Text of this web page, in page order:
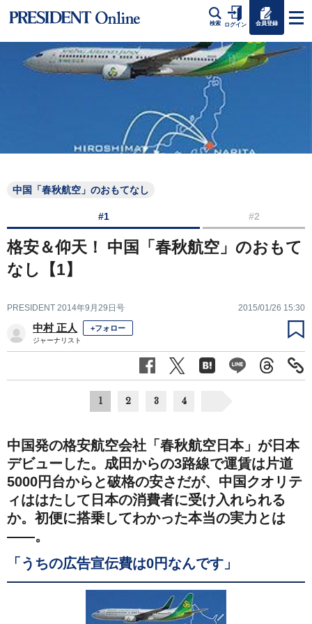
検索 ログイン 会員登録
中国「春秋航空」のおもてなし
#1 #2
格安＆仰天！ 中国「春秋航空」のおもて
なし【1】
PRESIDENT 2014年9月29日号 2015/01/26 15:30
中村 正人 +フォロー
ジャーナリスト
1 2 3 4
中国発の格安航空会社「春秋航空日本」が日本
デビューした。成田からの3路線で運賃は片道
5000円台からと破格の安さだが、中国クオリテ
ィははたして日本の消費者に受け入れられる
か。初便に搭乗してわかった本当の実力とは
――。
「うちの広告宣伝費は0円なんです」